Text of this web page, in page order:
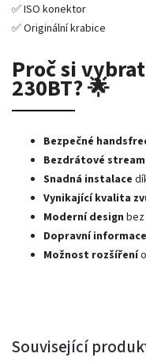
✅ ISO konektor
✅ Originální krabice
Proč si
230BT? 🌟
Bezpečné
Bezdrátové
Snadná instalace
Vynikající kvalita
Moderní design bez
Dopravní informace
Možnost rozšíření
Související